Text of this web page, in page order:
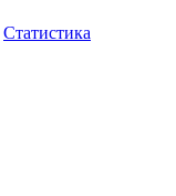
Статистика